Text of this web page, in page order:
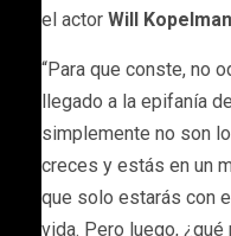
el actor Will Kopelman
“Para que conste, no
llegado a la epifanía
simplemente no son
creces y estás en un
que solo estarás con
vida. Pero luego,